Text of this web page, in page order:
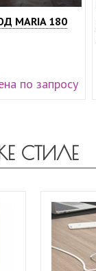
MARIA 180
по запросу
СТИЛЕ